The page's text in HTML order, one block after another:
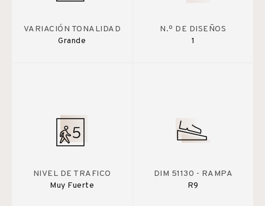
VARIACIÓN TONALIDAD
Grande
N.º DE DISEÑOS
1
NIVEL DE TRAFICO
Muy Fuerte
DIM 51130 - RAMPA
R9